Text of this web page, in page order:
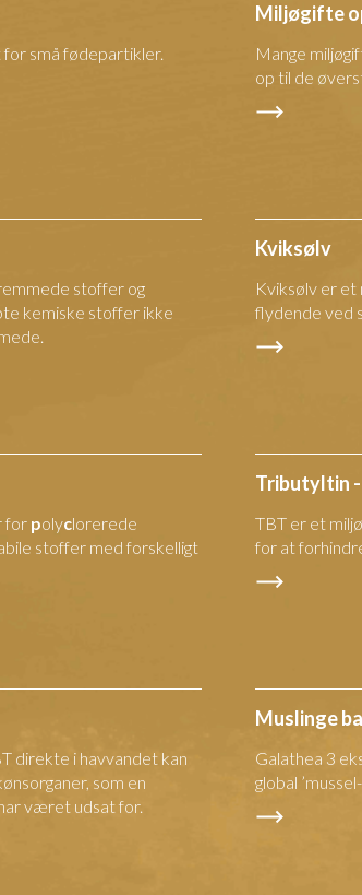
små fødepartikler.
Miljøgifte
Mange
op til de
stoffer og
kemiske stoffer ikke
Kviksølv
Kviksølv er
flydende ved
for polyclorerede
stoffer med forskelligt
Tributyltin -
TBT er et
for at
direkte i havvandet kan
som en
været udsat for.
Muslinge
Galathea 3
global